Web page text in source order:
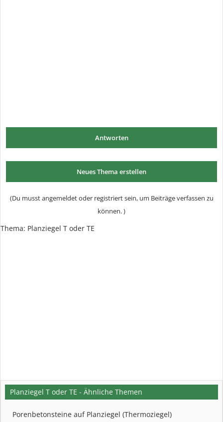
Antworten
Neues Thema erstellen
(Du musst angemeldet oder registriert sein, um Beiträge verfassen zu
können. )
Thema: Planziegel T oder TE
Planziegel T oder TE - Ähnliche Themen
Porenbetonsteine auf Planziegel (Thermoziegel)